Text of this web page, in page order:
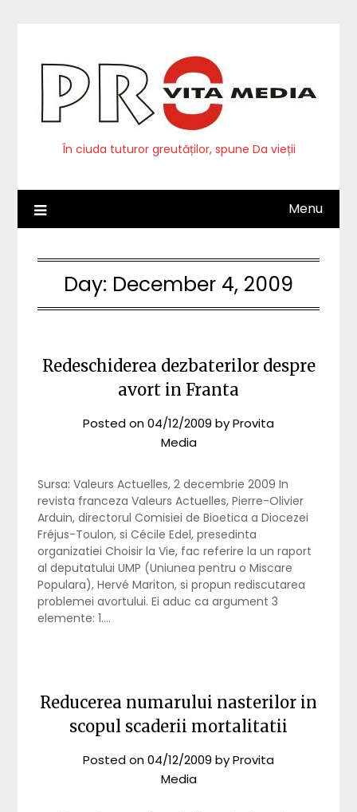
În ciuda tuturor greutăților, spune Da vieții
Menu
Day: December 4, 2009
Redeschiderea dezbaterilor despre
avort in Franta
Posted on04/12/2009 byProvita
Media
Sursa: Valeurs Actuelles, 2 decembrie 2009 In
revista franceza Valeurs Actuelles, Pierre-Olivier
Arduin, directorul Comisiei de Bioetica a Diocezei
Fréjus-Toulon, si Cécile Edel, presedinta
organizatiei Choisir la Vie, fac referire la un raport
al deputatului UMP (Uniunea pentru o Miscare
Populara), Hervé Mariton, si propun rediscutarea
problemei avortului. Ei aduc ca argument 3
elemente: 1….
Reducerea numarului nasterilor in
scopul scaderii mortalitatii
Posted on04/12/2009 byProvita
Media